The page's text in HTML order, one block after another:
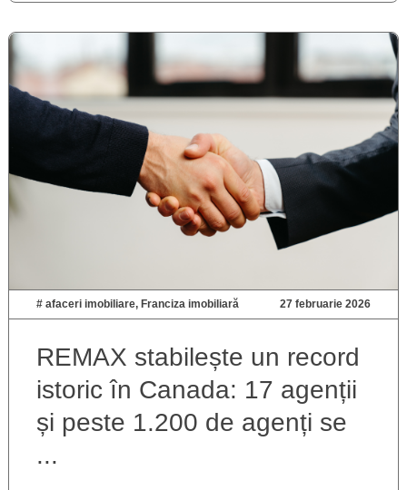
# afaceri imobiliare, Franciza imobiliară 27 februarie 2026
REMAX stabilește un record
istoric în Canada: 17 agenții
și peste 1.200 de agenți se
...